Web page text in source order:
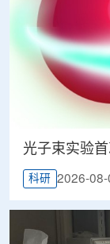
光子束实验
科研 2026-08-